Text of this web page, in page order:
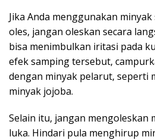
Jika Anda menggunakan
oles, jangan oleskan secara
bisa menimbulkan iritasi pada
efek samping tersebut,
dengan minyak pelarut, seperti
minyak jojoba.
Selain itu, jangan mengoleskan
luka. Hindari pula menghirup